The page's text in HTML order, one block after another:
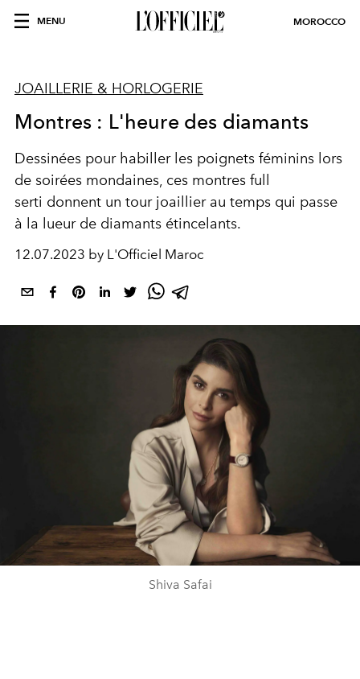
MENU MOROCCO
JOAILLERIE & HORLOGERIE
Montres : L'heure des diamants
Dessinées pour habiller les poignets féminins lors
de soirées mondaines, ces montres full
serti donnent un tour joaillier au temps qui passe
à la lueur de diamants étincelants.
12.07.2023 by L'Officiel Maroc
Shiva Safai